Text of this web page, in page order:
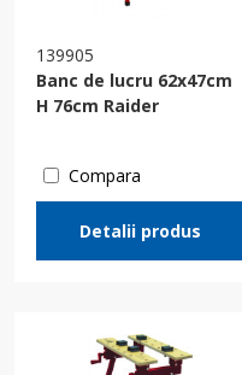
139905
Banc de lucru 62x47cm
H 76cm Raider
Compara
Detalii produs